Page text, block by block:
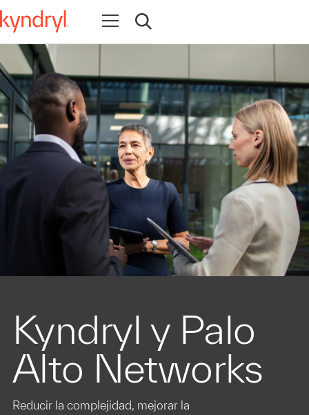
Abrir navegación
Abrir búsqueda
Kyndryl y Palo
Alto Networks
Reducir la complejidad, mejorar la